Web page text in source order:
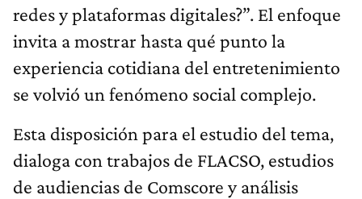
redes y plataformas digitales?”. El enfoque
invita a mostrar hasta qué punto la
experiencia cotidiana del entretenimiento
se volvió un fenómeno social complejo.
Esta disposición para el estudio del tema,
dialoga con trabajos de FLACSO, estudios
de audiencias de Comscore y análisis